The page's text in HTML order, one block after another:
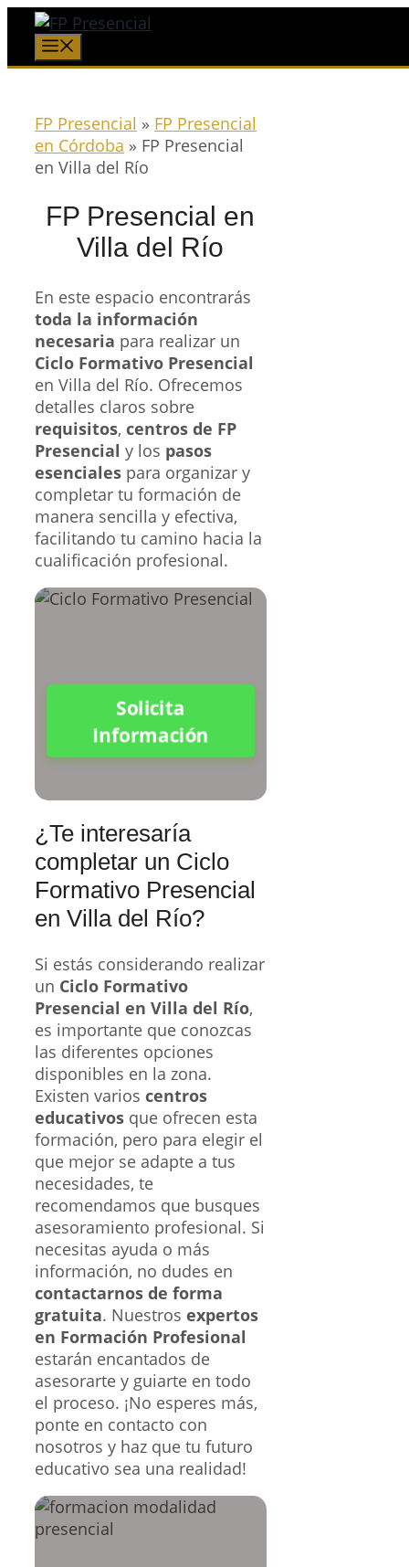
Saltar
contenido
FP Presencial » FP Presencial
en Córdoba » FP Presencial
en Villa del Río
FP Presencial en
Villa del Río
En este espacio encontrarás
toda la información
necesaria para realizar un
Ciclo Formativo Presencial
en Villa del Río. Ofrecemos
detalles claros sobre
requisitos, centros de FP
Presencial y los pasos
esenciales para organizar y
completar tu formación de
manera sencilla y efectiva,
facilitando tu camino hacia la
cualificación profesional.
Solicita
Información
¿Te interesaría
completar un Ciclo
Formativo Presencial
en Villa del Río?
Si estás considerando realizar
un Ciclo Formativo
Presencial en Villa del Río,
es importante que conozcas
las diferentes opciones
disponibles en la zona.
Existen varios centros
educativos que ofrecen esta
formación, pero para elegir el
que mejor se adapte a tus
necesidades, te
recomendamos que busques
asesoramiento profesional. Si
necesitas ayuda o más
información, no dudes en
contactarnos de forma
gratuita. Nuestros expertos
en Formación Profesional
estarán encantados de
asesorarte y guiarte en todo
el proceso. ¡No esperes más,
ponte en contacto con
nosotros y haz que tu futuro
educativo sea una realidad!